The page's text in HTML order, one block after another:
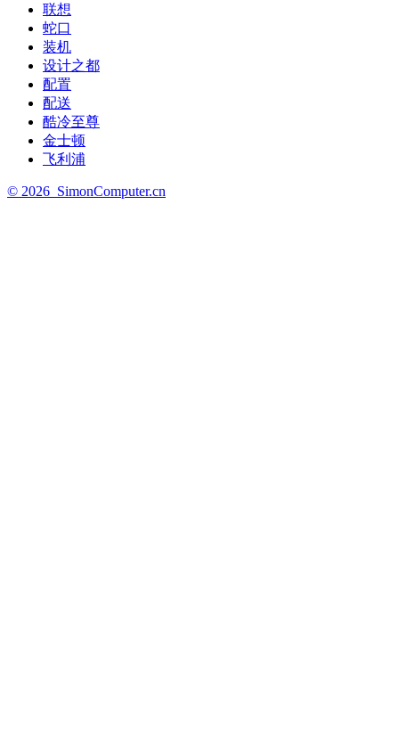
联想
蛇口
装机
设计之都
配置
配送
酷冷至尊
金士顿
飞利浦
© 2026 SimonComputer.cn